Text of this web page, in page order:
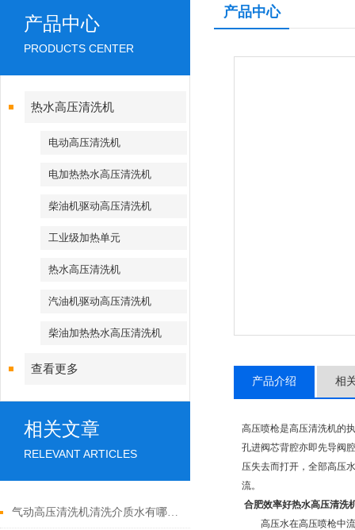
产品中心
PRODUCTS CENTER
热水高压清洗机
电动高压清洗机
电加热热水高压清洗机
柴油机驱动高压清洗机
工业级加热单元
热水高压清洗机
汽油机驱动高压清洗机
柴油加热热水高压清洗机
查看更多
相关文章
RELEVANT ARTICLES
气动高压清洗机清洗介质水有哪些优点
产品中心
产品介绍 相
高压喷枪是高压清洗机的
孔进阀芯背腔亦即先导阀
压失去而打开，全部高压
流。
合肥效率好热水高压清洗
高压水在高压喷枪中流